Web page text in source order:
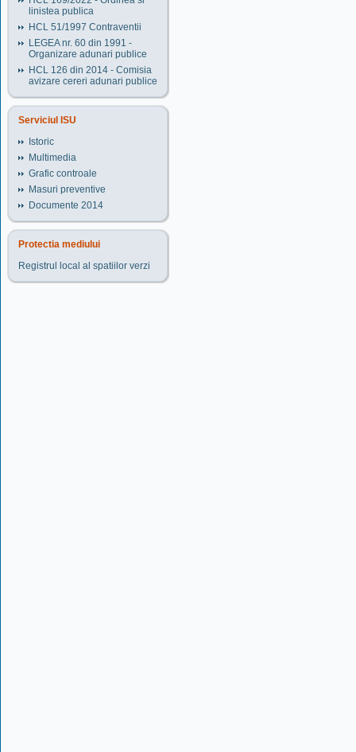
linistea publica
HCL 51/1997 Contraventii
LEGEA nr. 60 din 1991 -
Organizare adunari publice
HCL 126 din 2014 - Comisia
avizare cereri adunari publice
Serviciul ISU
Istoric
Multimedia
Grafic controale
Masuri preventive
Documente 2014
Protectia mediului
Registrul local al spatiilor verzi